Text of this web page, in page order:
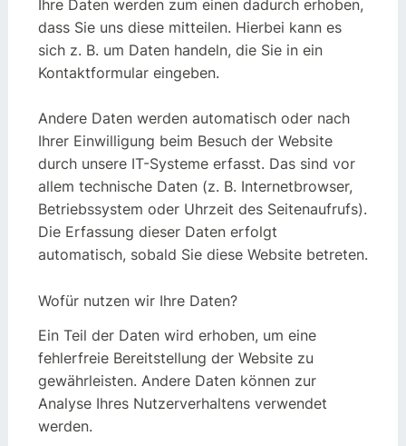
Ihre Daten werden zum einen dadurch erhoben,
dass Sie uns diese mitteilen. Hierbei kann es
sich z. B. um Daten handeln, die Sie in ein
Kontaktformular eingeben.
Andere Daten werden automatisch oder nach
Ihrer Einwilligung beim Besuch der Website
durch unsere IT-Systeme erfasst. Das sind vor
allem technische Daten (z. B. Internetbrowser,
Betriebssystem oder Uhrzeit des Seitenaufrufs).
Die Erfassung dieser Daten erfolgt
automatisch, sobald Sie diese Website betreten.
Wofür nutzen wir Ihre Daten?
Ein Teil der Daten wird erhoben, um eine
fehlerfreie Bereitstellung der Website zu
gewährleisten. Andere Daten können zur
Analyse Ihres Nutzerverhaltens verwendet
werden.